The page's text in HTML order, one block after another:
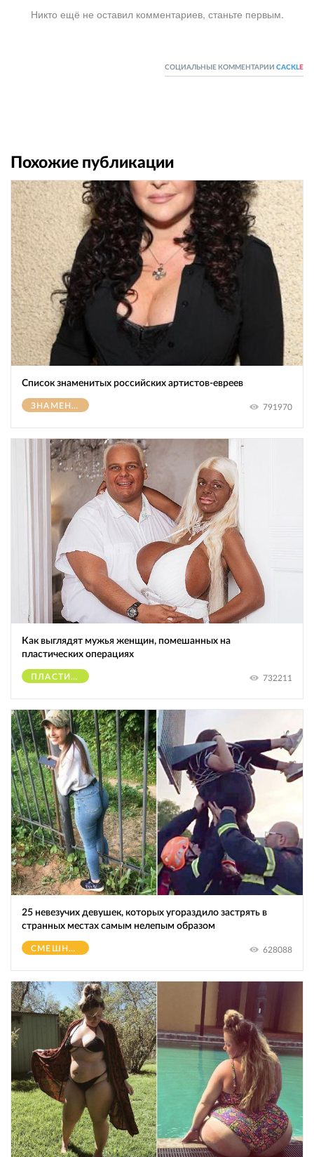
Никто ещё не оставил комментариев, станьте первым.
СОЦИАЛЬНЫЕ КОММЕНТАРИИ CACKL E
Похожие публикации
Список знаменитых российских артистов-евреев
ЗНАМЕНИТОСТИ 791970
Как выглядят мужья женщин, помешанных на
пластических операциях
ПЛАСТИЧЕСКИЕ ОПЕРАЦИИ 732211
25 невезучих девушек, которых угораздило застрять в
странных местах самым нелепым образом
СМЕШНОЕ 628088